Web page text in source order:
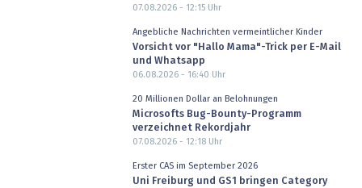
07.08.2026 - 12:15Uhr
Angebliche Nachrichten vermeintlicher Kinder
Vorsicht vor "Hallo Mama"-Trick per E-Mail
und Whatsapp
06.08.2026 - 16:40 Uhr
20 Millionen Dollar an Belohnungen
Microsofts Bug-Bounty-Programm
verzeichnet Rekordjahr
07.08.2026 - 12:18Uhr
Erster CAS im September 2026
Uni Freiburg und GS1 bringen Category